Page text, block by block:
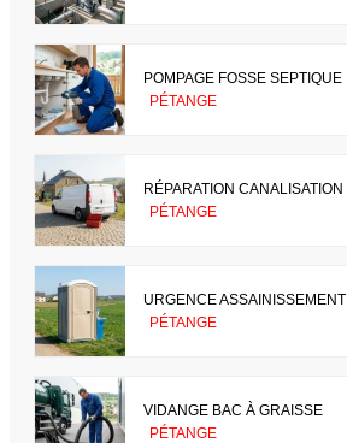
POMPAGE FOSSE SEPTIQUE
PÉTANGE
RÉPARATION CANALISATION
PÉTANGE
URGENCE ASSAINISSEMENT
PÉTANGE
VIDANGE BAC À GRAISSE
PÉTANGE